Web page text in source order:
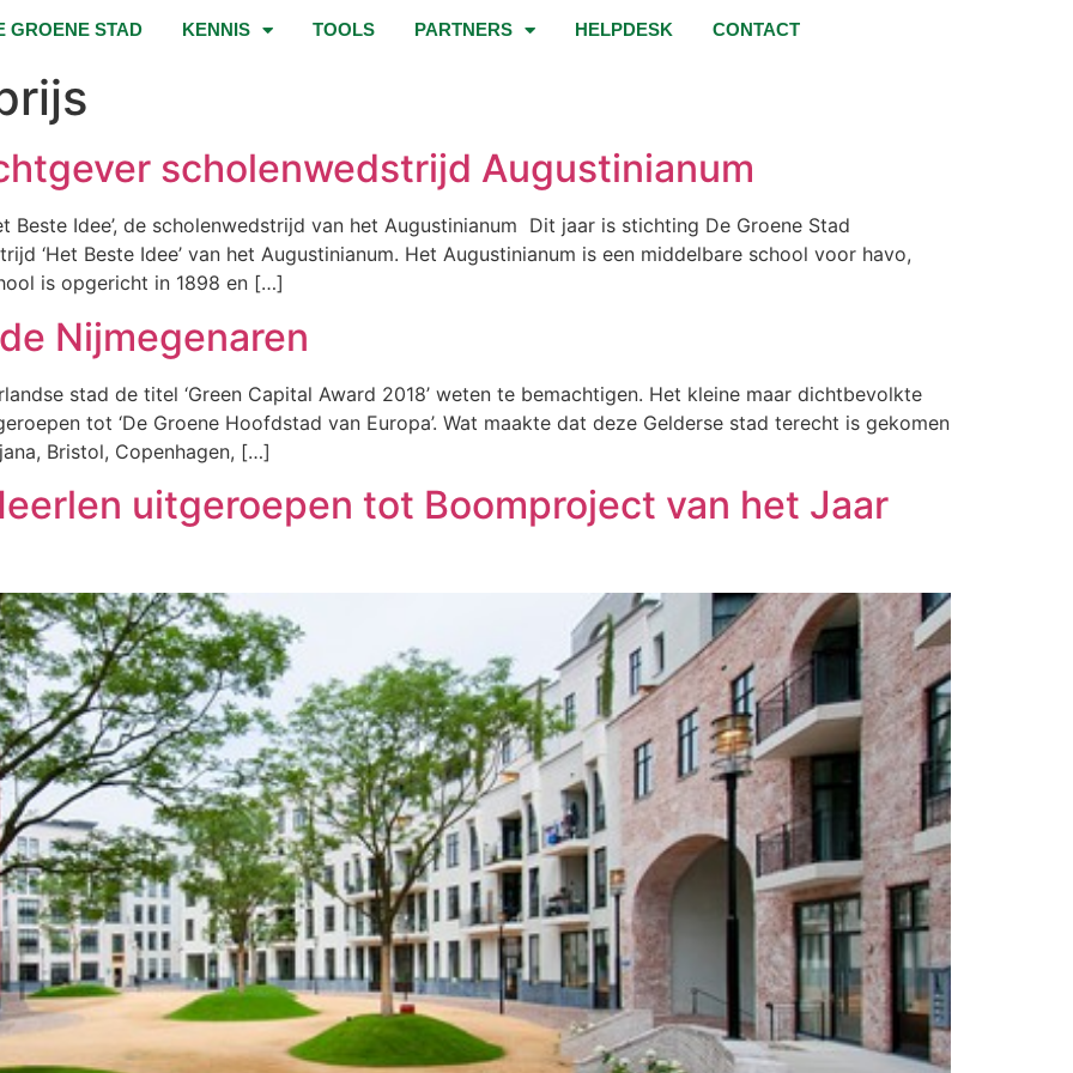
GROENE STAD KENNIS TOOLS PARTNERS HELPDESK CONTACT
scholenwedstrijd Augustinianum
Beste Idee’, de scholenwedstrijd van het Augustinianum Dit jaar is stichting De Groene Stad
‘Het Beste Idee’ van het Augustinianum. Het Augustinianum is een middelbare school voor havo,
is opgericht in 1898 en […]
Nijmegenaren
stad de titel ‘Green Capital Award 2018’ weten te bemachtigen. Het kleine maar dichtbevolkte
tot ‘De Groene Hoofdstad van Europa’. Wat maakte dat deze Gelderse stad terecht is gekomen
Bristol, Copenhagen, […]
uitgeroepen tot Boomproject van het Jaar